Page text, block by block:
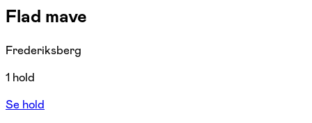
Flad mave
Frederiksberg
1 hold
Se hold